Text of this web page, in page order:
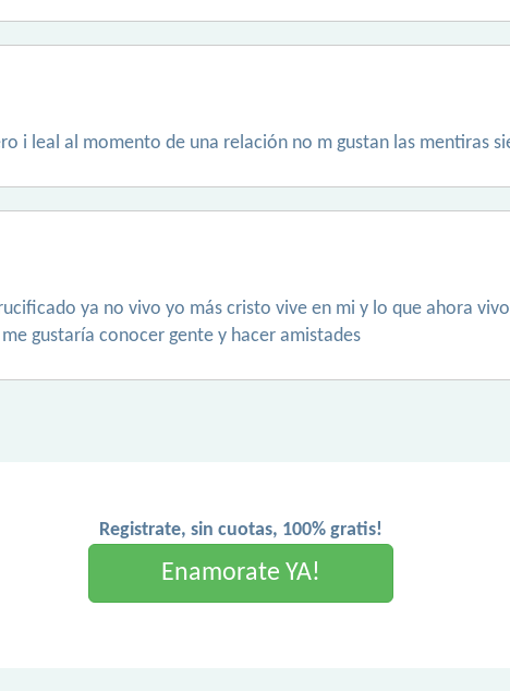
i leal al momento de una relación no m gustan las mentiras
ya no vivo yo más cristo vive en mi y lo que ahora
gustaría conocer gente y hacer amistades
Registrate, sin cuotas, 100% gratis!
Enamorate YA!